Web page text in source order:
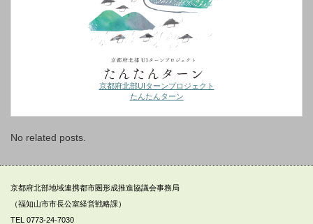
京都府北部UIターンプロジェクト
たんたんターン
No related posts.
京都府北部地域連携都市圏形成推進協議会事務局
（福知山市市長公室経営戦略課）
TEL 0773‐24-7030